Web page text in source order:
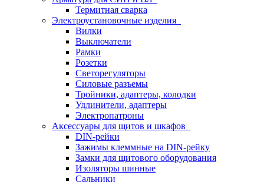
Термитная сварка
Электроустановочные изделия
Вилки
Выключатели
Рамки
Розетки
Светорегуляторы
Силовые разъемы
Тройники, адаптеры, колодки
Удлинители, адаптеры
Электропатроны
Аксессуары для щитов и шкафов
DIN-рейки
Зажимы клеммные на DIN-рейку
Замки для щитового оборудования
Изоляторы шинные
Сальники